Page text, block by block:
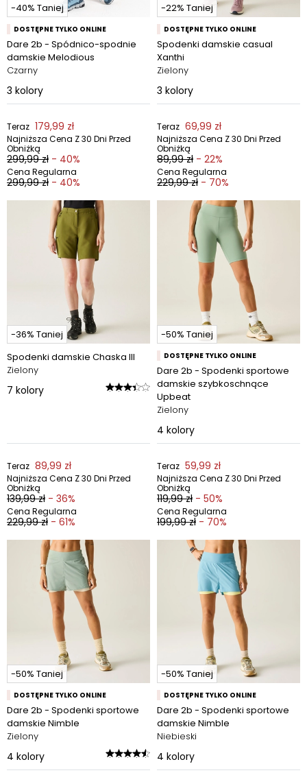
-40% Taniej
DOSTĘPNE TYLKO ONLINE
Dare 2b - Spódnico-spodnie
damskie Melodious
Czarny
3 kolory
Teraz 179,99 zł
Najniższa Cena Z 30 Dni Przed
Obniżką
299,99 zł - 40%
Cena Regularna
299,99 zł - 40%
-22% Taniej
DOSTĘPNE TYLKO ONLINE
Spodenki damskie casual
Xanthi
Zielony
3 kolory
Teraz 69,99 zł
Najniższa Cena Z 30 Dni Przed
Obniżką
89,99 zł - 22%
Cena Regularna
229,99 zł - 70%
-36% Taniej
Spodenki damskie Chaska III
Zielony
7 kolory
Teraz 89,99 zł
Najniższa Cena Z 30 Dni Przed
Obniżką
139,99 zł - 36%
Cena Regularna
229,99 zł - 61%
-50% Taniej
DOSTĘPNE TYLKO ONLINE
Dare 2b - Spodenki sportowe
damskie szybkoschnące
Upbeat
Zielony
4 kolory
Teraz 59,99 zł
Najniższa Cena Z 30 Dni Przed
Obniżką
119,99 zł - 50%
Cena Regularna
199,99 zł - 70%
-50% Taniej
DOSTĘPNE TYLKO ONLINE
Dare 2b - Spodenki sportowe
damskie Nimble
Zielony
4 kolory
-50% Taniej
DOSTĘPNE TYLKO ONLINE
Dare 2b - Spodenki sportowe
damskie Nimble
Niebieski
4 kolory